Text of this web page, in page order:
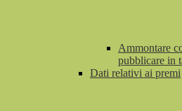
Ammontare
pubblicare in
Dati relativi ai premi